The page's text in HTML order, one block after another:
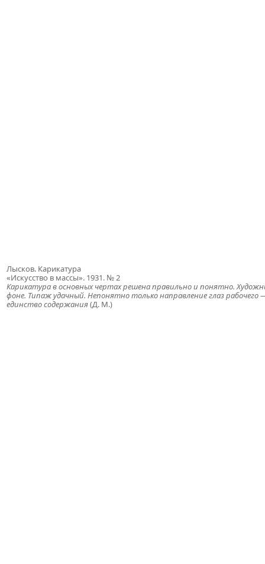
Лысков. Карикатура
«Искусство в массы». 1931. № 2
Карикатура в основных чертах решена правильно и понятно.
фоне. Типаж удачный. Непонятно только направление глаз
единство содержания(Д. М.)